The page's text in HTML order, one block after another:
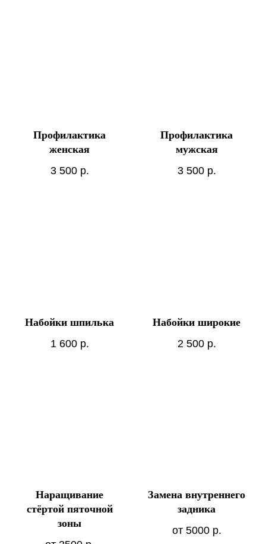
Профилактика
женская
3 500 р.
Профилактика
мужская
3 500 р.
Набойки шпилька
1 600 р.
Набойки широкие
2 500 р.
Наращивание
стёртой пяточной
зоны
Замена внутреннего
задника
от 5000 р.